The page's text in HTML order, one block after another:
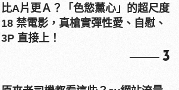
比A片更Ａ？「色慾薰心」的超尺度
18 禁電影，真槍實彈性愛、自慰、
3P 直接上！
3